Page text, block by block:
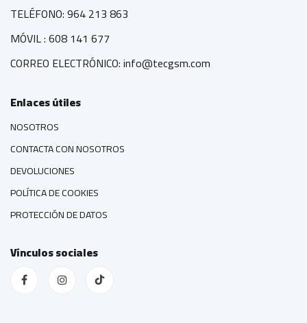
TELÉFONO: 964 213 863
MÓVIL : 608 141 677
CORREO ELECTRÓNICO: info@tecgsm.com
Enlaces útiles
NOSOTROS
CONTACTA CON NOSOTROS
DEVOLUCIONES
POLÍTICA DE COOKIES
PROTECCIÓN DE DATOS
Vínculos sociales